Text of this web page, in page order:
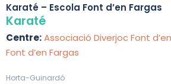
Karaté – Escola Font d’en Fargas
Karaté
Centre:Associació Diverjoc Font
Font d’en Fargas
Horta-Guinardó